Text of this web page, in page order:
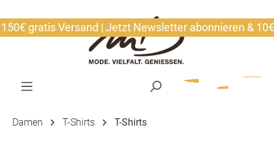
gratis Versand | Jetzt Newsletter abonnieren & 10€
Damen T-Shirts T-Shirts